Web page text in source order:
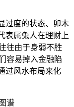
过度的状态、卯木
表属兔人在理财上
往由于身弱不胜
容易掉入金融陷
过风水布局来化
谱